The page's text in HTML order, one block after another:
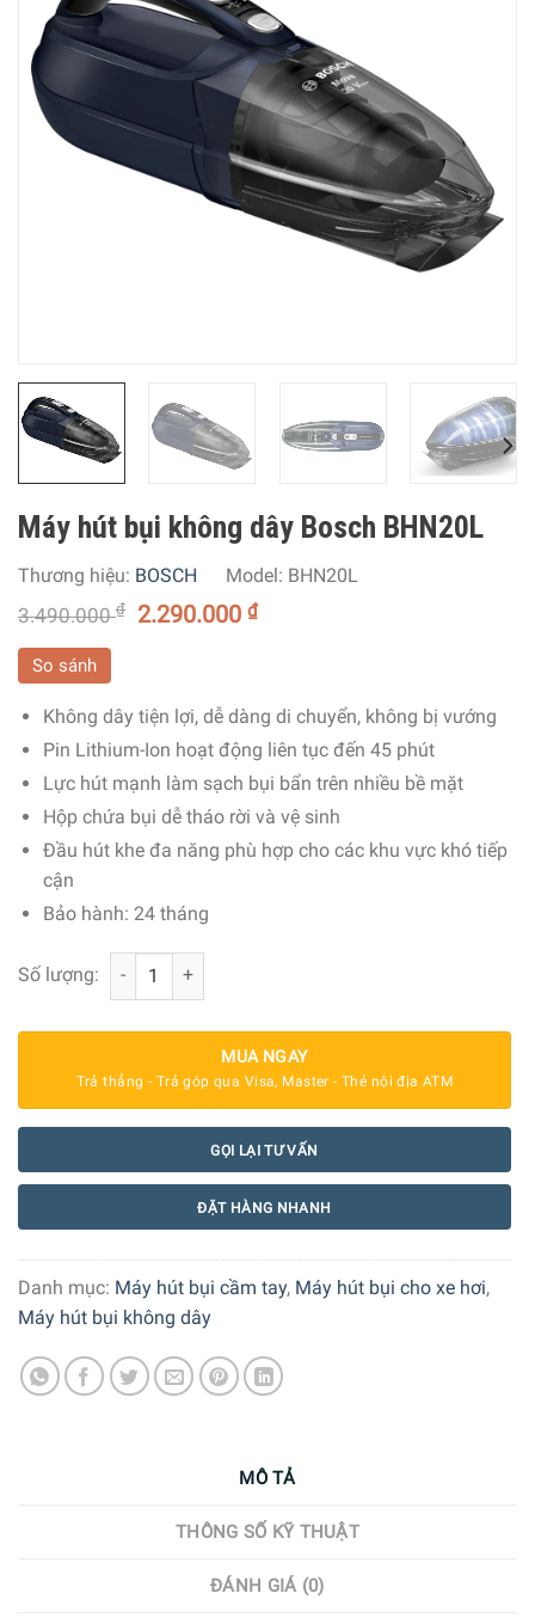
Máy hút bụi không dây Bosch BHN20L
Thương hiệu: BOSCH Model: BHN20L
3.490.000₫ 2.290.000₫
So sánh
Không dây tiện lợi, dễ dàng di chuyển, không bị vướng
Pin Lithium-Ion hoạt động liên tục đến 45 phút
Lực hút mạnh làm sạch bụi bẩn trên nhiều bề mặt
Hộp chứa bụi dễ tháo rời và vệ sinh
Đầu hút khe đa năng phù hợp cho các khu vực khó tiếp
cận
Bảo hành: 24 tháng
Số lượng: Máy hút bụi không dây Bosch BHN20L số lượng
MUA NGAY
Trả thẳng - Trả góp qua Visa, Master - Thẻ nội địa ATM
GỌI LẠI TƯ VẤN
ĐẶT HÀNG NHANH
Danh mục: Máy hút bụi cầm tay, Máy hút bụi cho xe hơi,
Máy hút bụi không dây
MÔ TẢ
THÔNG SỐ KỸ THUẬT
ĐÁNH GIÁ (0)